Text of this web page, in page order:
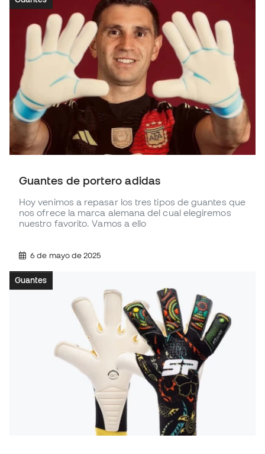
Guantes de portero adidas
Hoy venimos a repasar los tres tipos de guantes que
nos ofrece la marca alemana del cual elegiremos
nuestro favorito. Vamos a ello
6 de mayo de 2025
Guantes